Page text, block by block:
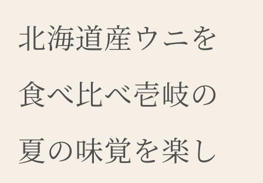
北海道産ウニを
食べ比べ壱岐の
夏の味覚を楽し